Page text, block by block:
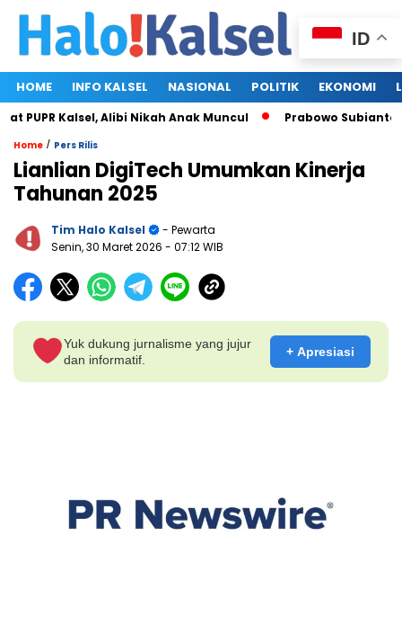
HOME INFO KALSEL NASIONAL POLITIK EKONOMI
Kalsel, Alibi Nikah Anak Muncul Prabowo Subianto
Home / Pers Rilis
Lianlian DigiTech Umumkan Kinerja
Tahunan 2025
Tim Halo Kalsel
- Pewarta
Senin, 30 Maret 2026 - 07:12 WIB
Yuk dukung jurnalisme yang jujur
dan informatif.
+ Apresiasi
ID